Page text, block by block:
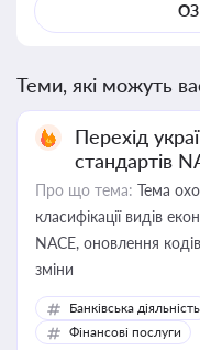
Теми, які можуть
Перехід
стандартів
Про що тема: Тема
класифікації видів
NACE, оновлення
зміни
Банківська діяльність
Фінансові послуги